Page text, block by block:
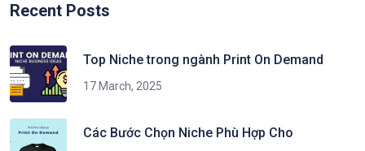
Recent Posts
Top Niche trong ngành Print On Demand
17 March, 2025
Các Bước Chọn Niche Phù Hợp Cho